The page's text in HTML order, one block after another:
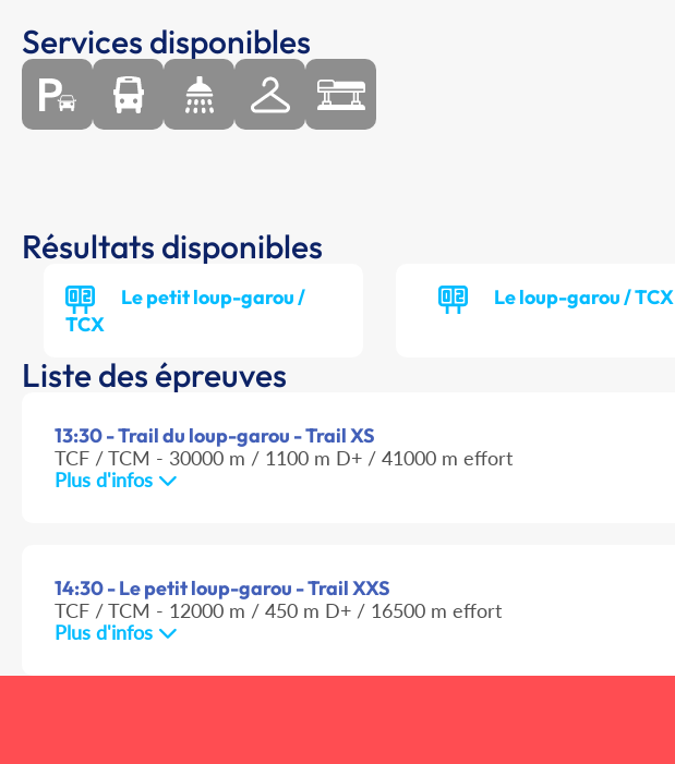
Services disponibles
Résultats disponibles
Le petit loup-garou /
TCX
Le loup-garou / TCX
Liste des épreuves
13:30 - Trail du loup-garou - Trail XS
TCF / TCM - 30000 m / 1100 m D+ / 41000 m effort
Plus d'infos
14:30 - Le petit loup-garou - Trail XXS
TCF / TCM - 12000 m / 450 m D+ / 16500 m effort
Plus d'infos